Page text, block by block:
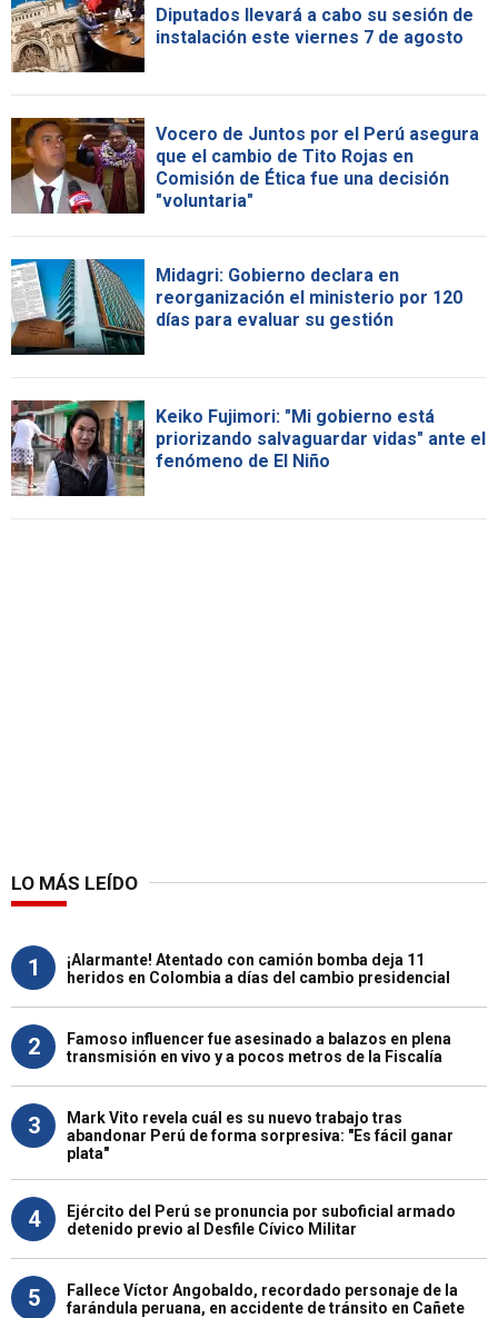
Diputados llevará a cabo su sesión de
instalación este viernes 7 de agosto
Vocero de Juntos por el Perú asegura
que el cambio de Tito Rojas en
Comisión de Ética fue una decisión
"voluntaria"
Midagri: Gobierno declara en
reorganización el ministerio por 120
días para evaluar su gestión
Keiko Fujimori: "Mi gobierno está
priorizando salvaguardar vidas" ante el
fenómeno de El Niño
LO MÁS LEÍDO
1
¡Alarmante! Atentado con camión bomba deja 11
heridos en Colombia a días del cambio presidencial
2
Famoso influencer fue asesinado a balazos en plena
transmisión en vivo y a pocos metros de la Fiscalía
3
Mark Vito revela cuál es su nuevo trabajo tras
abandonar Perú de forma sorpresiva: "Es fácil ganar
plata"
4
Ejército del Perú se pronuncia por suboficial armado
detenido previo al Desfile Cívico Militar
5
Fallece Víctor Angobaldo, recordado personaje de la
farándula peruana, en accidente de tránsito en Cañete